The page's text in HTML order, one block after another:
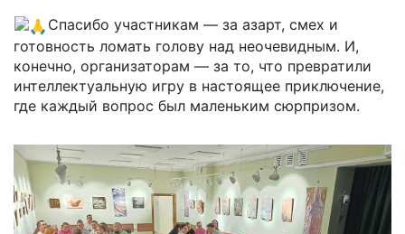
Спасибо участникам — за азарт, смех и
готовность ломать голову над неочевидным. И,
конечно, организаторам — за то, что превратили
интеллектуальную игру в настоящее приключение,
где каждый вопрос был маленьким сюрпризом.